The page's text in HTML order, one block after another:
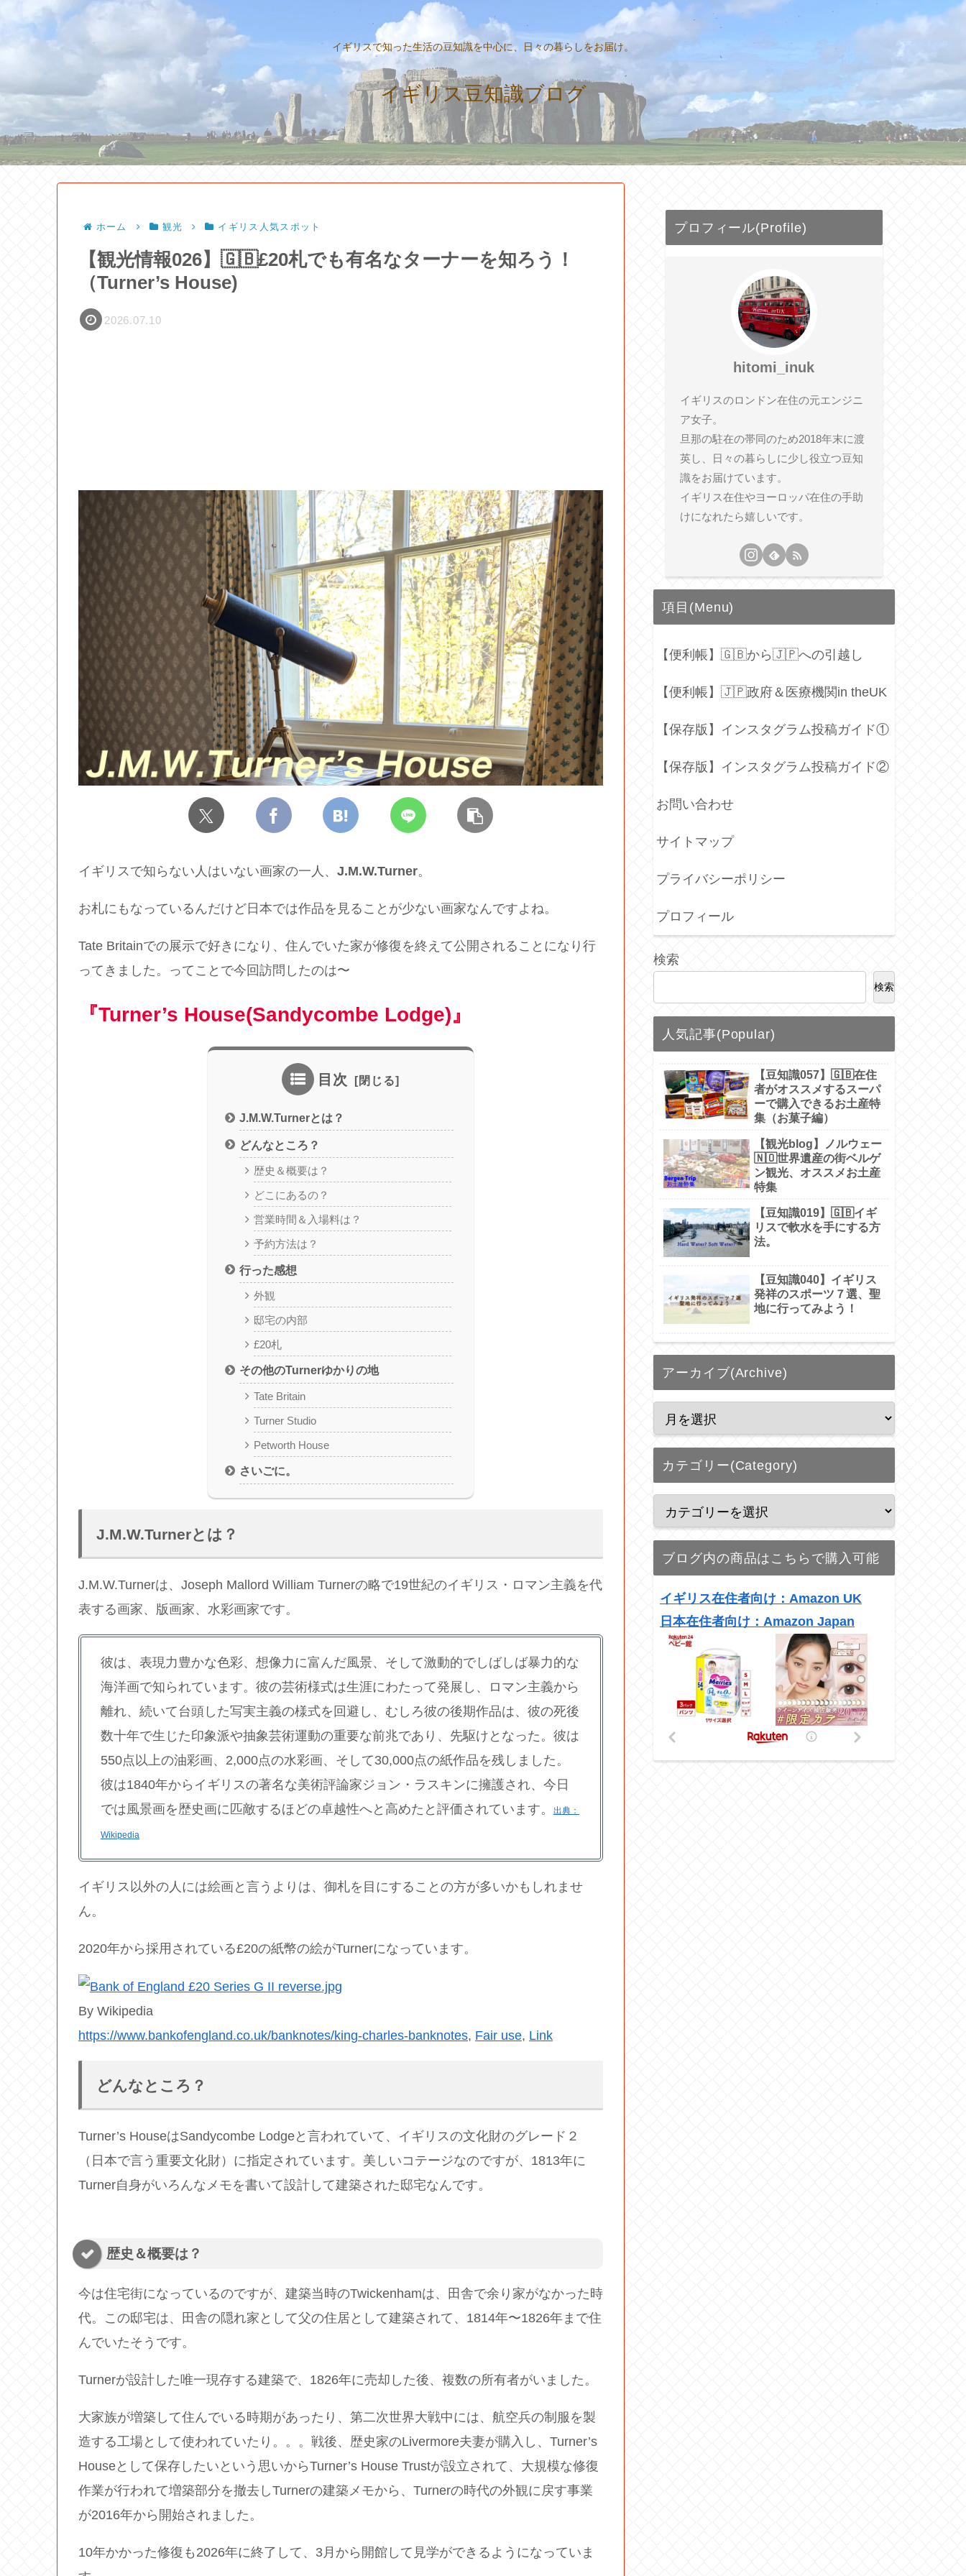
イギリスで知った生活の豆知識を中心に、日々の暮らしをお届け。
イギリス豆知識ブログ
ホーム 観光 イギリス人気スポット
【観光情報026】🇬🇧£20札でも有名なターナーを知ろう！
（Turner’s House)
2026.07.10
イギリスで知らない人はいない画家の一人、 J.M.W.Turner。
お札にもなっているんだけど日本では作品を見ることが少ない画家なんですよね。
Tate Britainでの展示で好きになり、住んでいた家が修復を終えて公開されることになり行
ってきました。ってことで今回訪問したのは〜
『Turner’s House(Sandycombe Lodge)』
目次
J.M.W.Turnerとは？
どんなところ？
歴史＆概要は？
どこにあるの？
営業時間＆入場料は？
予約方法は？
行った感想
外観
邸宅の内部
£20札
その他のTurnerゆかりの地
Tate Britain
Turner Studio
Petworth House
さいごに。
J.M.W.Turnerとは？
J.M.W.Turnerは、Joseph Mallord William Turnerの略で19世紀のイギリス・ロマン主義を代
表する画家、版画家、水彩画家です。
彼は、表現力豊かな色彩、想像力に富んだ風景、そして激動的でしばしば暴力的な
海洋画で知られています。彼の芸術様式は生涯にわたって発展し、ロマン主義から
離れ、続いて台頭した写実主義の様式を回避し、むしろ彼の後期作品は、彼の死後
数十年で生じた印象派や抽象芸術運動の重要な前兆であり、先駆けとなった。彼は
550点以上の油彩画、2,000点の水彩画、そして30,000点の紙作品を残しました。
彼は1840年からイギリスの著名な美術評論家ジョン・ラスキンに擁護され、今日
では風景画を歴史画に匹敵するほどの卓越性へと高めたと評価されています。
出典：
Wikipedia
イギリス以外の人には絵画と言うよりは、御札を目にすることの方が多いかもしれませ
ん。
2020年から採用されている£20の紙幣の絵がTurnerになっています。
By Wikipedia
https://www.bankofengland.co.uk/banknotes/king-charles-banknotes, Fair use, Link
どんなところ？
Turner’s HouseはSandycombe Lodgeと言われていて、イギリスの文化財のグレード２
（日本で言う重要文化財）に指定されています。美しいコテージなのですが、1813年に
Turner自身がいろんなメモを書いて設計して建築された邸宅なんです。
歴史＆概要は？
今は住宅街になっているのですが、建築当時のTwickenhamは、田舎で余り家がなかった時
代。この邸宅は、田舎の隠れ家として父の住居として建築されて、1814年〜1826年まで住
んでいたそうです。
Turnerが設計した唯一現存する建築で、1826年に売却した後、複数の所有者がいました。
大家族が増築して住んでいる時期があったり、第二次世界大戦中には、航空兵の制服を製
造する工場として使われていたり。。。戦後、歴史家のLivermore夫妻が購入し、Turner’s
Houseとして保存したいという思いからTurner’s House Trustが設立されて、大規模な修復
作業が行われて増築部分を撤去しTurnerの建築メモから、Turnerの時代の外観に戻す事業
が2016年から開始されました。
10年かかった修復も2026年に終了して、3月から開館して見学ができるようになっていま
プロフィール(Profile)
hitomi_inuk
イギリスのロンドン在住の元エンジニ
ア女子。
旦那の駐在の帯同のため2018年末に渡
英し、日々の暮らしに少し役立つ豆知
識をお届けています。
イギリス在住やヨーロッパ在住の手助
けになれたら嬉しいです。
項目(Menu)
【便利帳】🇬🇧から🇯🇵への引越し
【便利帳】🇯🇵政府＆医療機関in theUK
【保存版】インスタグラム投稿ガイド①
【保存版】インスタグラム投稿ガイド②
お問い合わせ
サイトマップ
プライバシーポリシー
プロフィール
検索
検索
人気記事(Popular)
【豆知識057】🇬🇧在住
者がオススメするスーパ
ーで購入できるお土産特
集（お菓子編）
【観光blog】ノルウェー
🇳🇴世界遺産の街ベルゲ
ン観光、オススメお土産
特集
【豆知識019】🇬🇧イギ
リスで軟水を手にする方
法。
【豆知識040】イギリス
発祥のスポーツ７選、聖
地に行ってみよう！
アーカイブ(Archive)
カテゴリー(Category)
ブログ内の商品はこちらで購入可能
イギリス在住者向け：Amazon UK
日本在住者向け：Amazon Japan